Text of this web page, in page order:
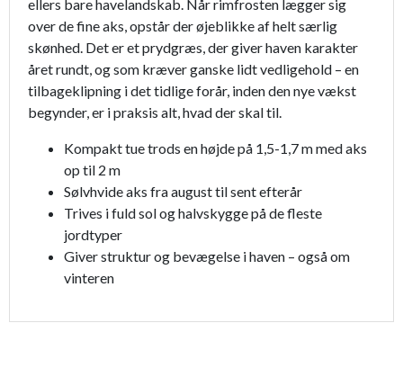
ellers bare havelandskab. Når rimfrosten lægger sig
over de fine aks, opstår der øjeblikke af helt særlig
skønhed. Det er et prydgræs, der giver haven karakter
året rundt, og som kræver ganske lidt vedligehold – en
tilbageklipning i det tidlige forår, inden den nye vækst
begynder, er i praksis alt, hvad der skal til.
Kompakt tue trods en højde på 1,5-1,7 m med aks
op til 2 m
Sølvhvide aks fra august til sent efterår
Trives i fuld sol og halvskygge på de fleste
jordtyper
Giver struktur og bevægelse i haven – også om
vinteren